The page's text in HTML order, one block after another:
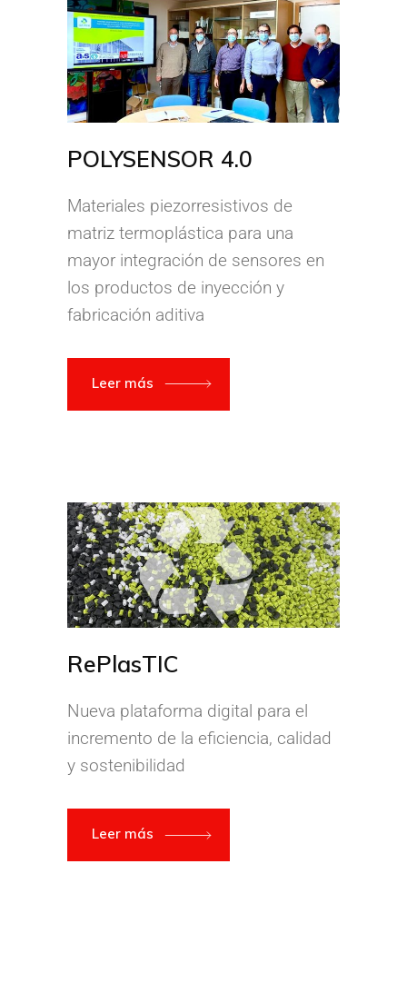
POLYSENSOR 4.0
Materiales piezorresistivos de
matriz termoplástica para una
mayor integración de sensores en
los productos de inyección y
fabricación aditiva
Leer más
RePlasTIC
Nueva plataforma digital para el
incremento de la eficiencia, calidad
y sostenibilidad
Leer más